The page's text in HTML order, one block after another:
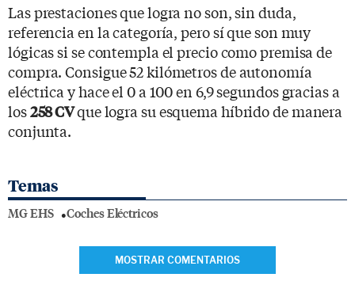
Las prestaciones que logra no son, sin duda,
referencia en la categoría, pero sí que son muy
lógicas si se contempla el precio como premisa de
compra. Consigue 52 kilómetros de autonomía
eléctrica y hace el 0 a 100 en 6,9 segundos gracias a
los258 CVque logra su esquema híbrido de manera
conjunta.
Temas
MG EHS Coches Eléctricos
MOSTRAR COMENTARIOS